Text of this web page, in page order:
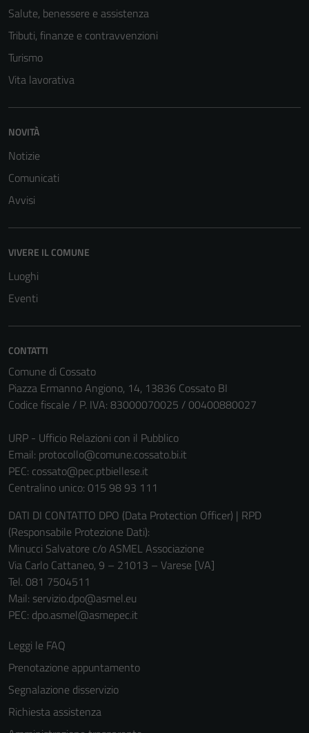
Salute, benessere e assistenza
Tributi, finanze e contravvenzioni
Turismo
Vita lavorativa
NOVITÀ
Notizie
Comunicati
Avvisi
VIVERE IL COMUNE
Luoghi
Eventi
CONTATTI
Comune di Cossato
Piazza Ermanno Angiono, 14, 13836 Cossato BI
Codice fiscale / P. IVA: 83000070025 / 00400880027
URP - Ufficio Relazioni con il Pubblico
Email: protocollo@comune.cossato.bi.it
PEC: cossato@pec.ptbiellese.it
Centralino unico: 015 98 93 111
DATI DI CONTATTO DPO (Data Protection Officer) | RPD
(Responsabile Protezione Dati):
Minucci Salvatore c/o ASMEL Associazione
Via Carlo Cattaneo, 9 – 21013 – Varese [VA]
Tel. 081 7504511
Mail: servizio.dpo@asmel.eu
PEC: dpo.asmel@asmepec.it
Leggi le FAQ
Prenotazione appuntamento
Segnalazione disservizio
Richiesta assistenza
Questi cookie
sono necessari
possono
disabilitati.
Questi cookie